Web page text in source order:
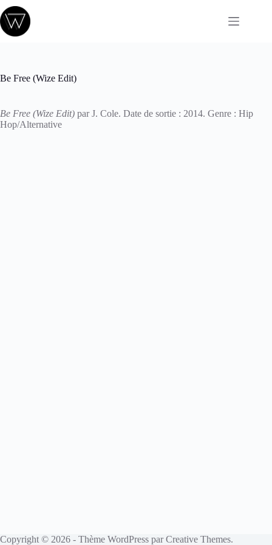
Passer
au
contenu
Be Free (Wize Edit)
Be Free (Wize Edit) par J. Cole. Date de sortie : 2014. Genre : Hip
Hop/Alternative
Copyright © 2026 - Thème WordPress parCreative Themes.